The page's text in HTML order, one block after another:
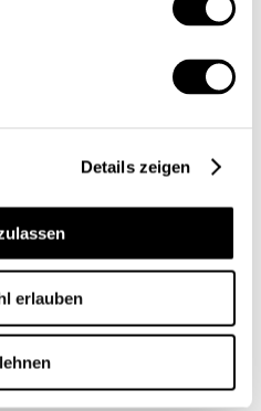
Details zeigen
erlauben
des
mit der
des IWF
Aufnahme
den MSCI